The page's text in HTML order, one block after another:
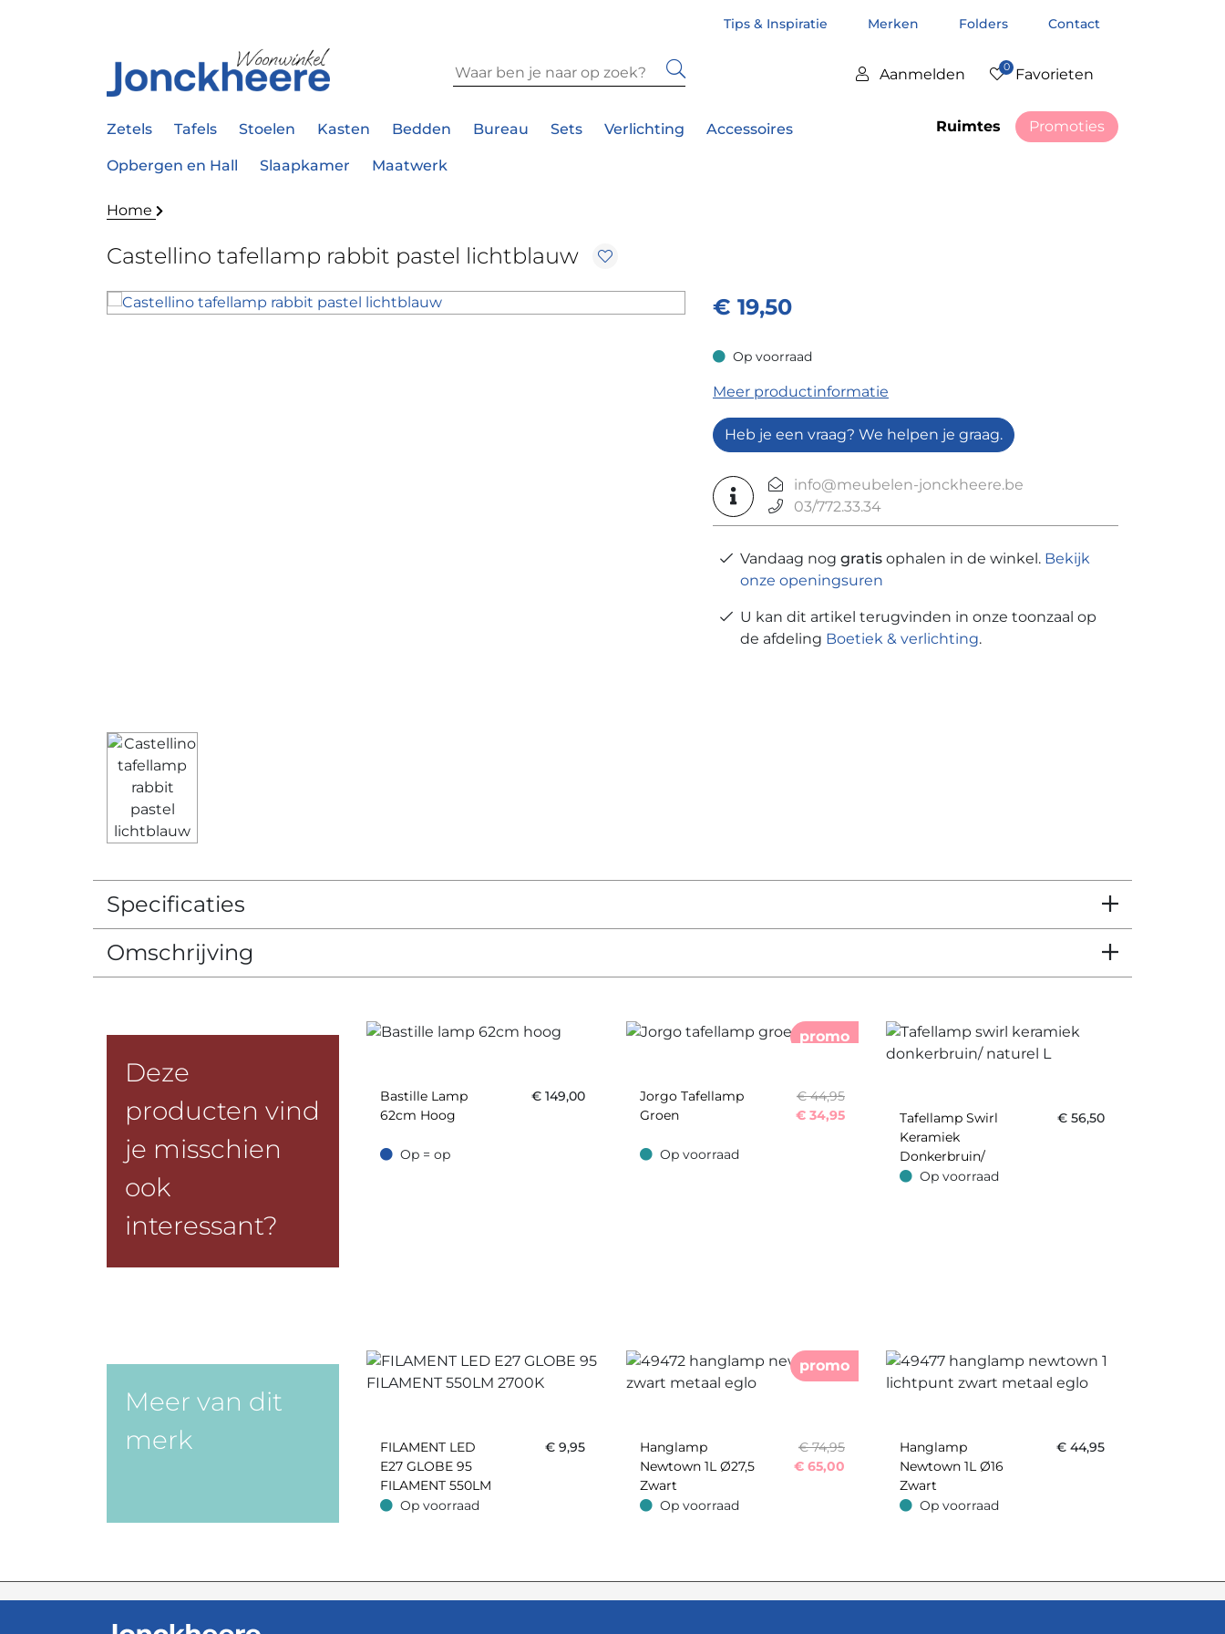
Tips & Inspiratie Merken Folders Contact
Aanmelden 0 Favorieten
Zetels Tafels Stoelen Kasten Bedden Bureau Sets Verlichting Accessoires
Opbergen en Hall Slaapkamer Maatwerk
Ruimtes Promoties
Home
Castellino tafellamp rabbit pastel lichtblauw
€ 19,50
Op voorraad
Op voorraad
Meer productinformatie
Heb je een vraag? We helpen je graag.
info@meubelen-jonckheere.be
03/772.33.34
Vandaag nog gratis ophalen in de winkel. Bekijk
onze openingsuren
U kan dit artikel terugvinden in onze toonzaal op
de afdeling Boetiek & verlichting.
Specificaties
Omschrijving
Deze
producten vind
je misschien
ook
interessant?
Bastille Lamp
62cm Hoog
€ 149,00
Op = op
Op = op
promo
Jorgo Tafellamp
Groen
€ 44,95
€ 34,95
Op voorraad
Op voorraad
Tafellamp Swirl
Keramiek
Donkerbruin/
Naturel L
€ 56,50
Op voorraad
Op voorraad
Meer van dit
merk
FILAMENT LED
E27 GLOBE 95
FILAMENT 550LM
2700K
€ 9,95
Op voorraad
Op voorraad
promo
Hanglamp
Newtown 1L Ø27,5
Zwart
€ 74,95
€ 65,00
Op voorraad
Op voorraad
Hanglamp
Newtown 1L Ø16
Zwart
€ 44,95
Op voorraad
Op voorraad